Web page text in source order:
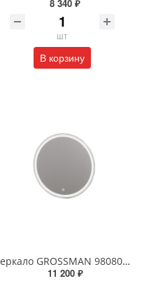
8 340 ₽
шт
В корзину
Зеркало GROSSMAN 98080 SENTO D800 800*800*45 LED с сенсорным выключателем
11 200 ₽